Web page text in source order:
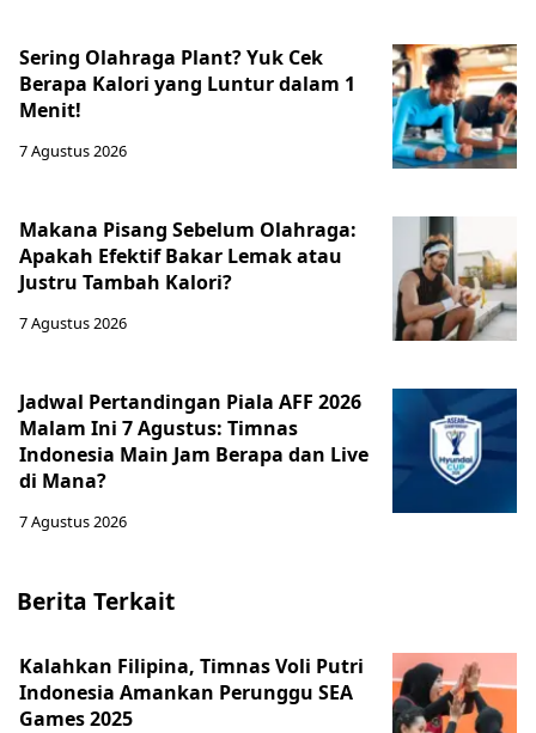
Sering Olahraga Plant? Yuk Cek
Berapa Kalori yang Luntur dalam 1
Menit!
7 Agustus 2026
Makana Pisang Sebelum Olahraga:
Apakah Efektif Bakar Lemak atau
Justru Tambah Kalori?
7 Agustus 2026
Jadwal Pertandingan Piala AFF 2026
Malam Ini 7 Agustus: Timnas
Indonesia Main Jam Berapa dan Live
di Mana?
7 Agustus 2026
Berita Terkait
Kalahkan Filipina, Timnas Voli Putri
Indonesia Amankan Perunggu SEA
Games 2025